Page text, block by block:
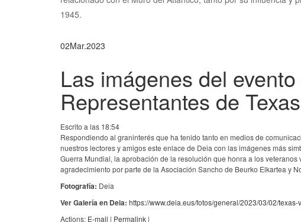
1945.
02Mar.2023
Las imágenes del
Representantes de
Escrito a las 18:54
Respondiendo al graninterés que ha tenido tanto en medios de
nuestros lectores y amigos este enlace de Deia con las imágenes más
Guerra Mundial, la aprobación de la resolución que honra a los
agradecimiento por parte de la Asociación Sancho de Beurko Elkartea y
Fotografía: Deia
Ver Galería en Deia: https://www.deia.eus/fotos/general/2023/03/02/
Actions: E-mail | Permalink |